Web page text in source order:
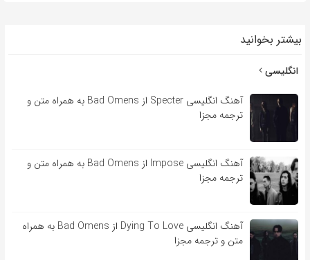
بیشتر بخوانید
انگلیسی
آهنگ انگلیسی Specter از Bad Omens به همراه متن و
ترجمه مجزا
آهنگ انگلیسی Impose از Bad Omens به همراه متن و
ترجمه مجزا
آهنگ انگلیسی Dying To Love از Bad Omens به همراه
متن و ترجمه مجزا